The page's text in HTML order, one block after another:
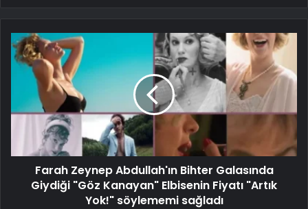
Farah Zeynep Abdullah'ın Bihter Galasında
Giydiği "Göz Kanayan" Elbisenin Fiyatı "Artık
Yok!" söylememi sağladı